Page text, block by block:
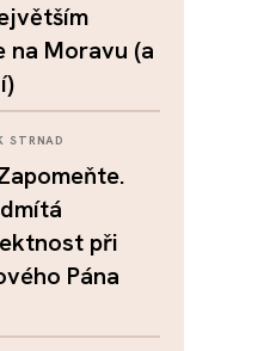
na Moravu (a
STRNAD
při
Pána